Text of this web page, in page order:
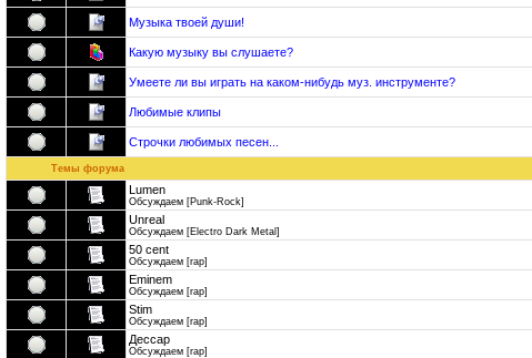
Музыка твоей души!
Какую музыку вы слушаете?
Умеете ли вы играть на каком-нибудь муз. инструменте?
Любимые клипы
Строчки любимых песен...
Темы форума
Lumen
Обсуждаем [Punk-Rock]
Unreal
Обсуждаем [Electro Dark Metal]
50 cent
Обсуждаем [rap]
Eminem
Обсуждаем [rap]
Stim
Обсуждаем [rap]
Дессар
Обсуждаем [rap]